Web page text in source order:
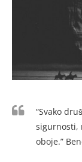
“Svako
sigurnosti,
oboje.”